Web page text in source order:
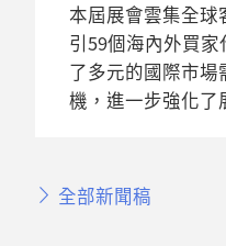
本屆展會雲集全
引59個海內外買
了多元的國際市
機，進一步強化了
全部新聞稿